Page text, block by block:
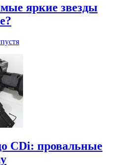
яркие звезды
CDi: провальные